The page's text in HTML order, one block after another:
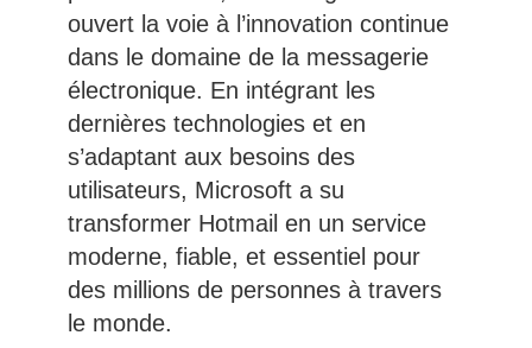
ouvert la voie à l’innovation continue
dans le domaine de la messagerie
électronique. En intégrant les
dernières technologies et en
s’adaptant aux besoins des
utilisateurs, Microsoft a su
transformer Hotmail en un service
moderne, fiable, et essentiel pour
des millions de personnes à travers
le monde.